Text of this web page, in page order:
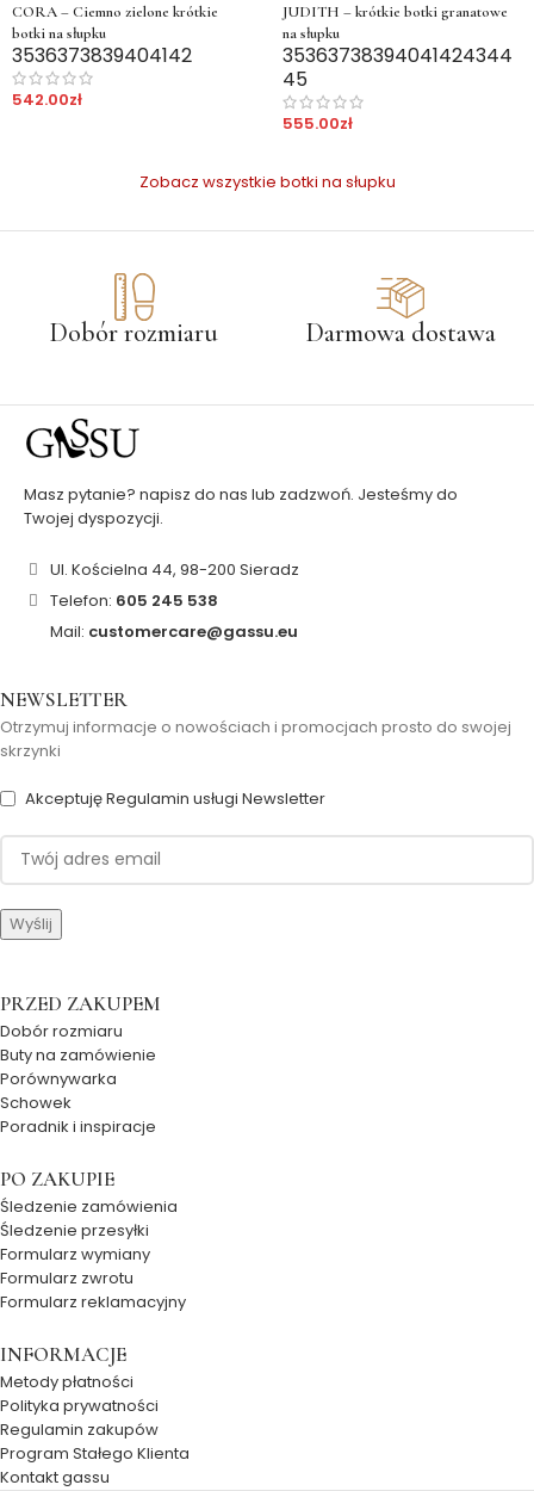
CORA – Ciemno zielone krótkie
botki na słupku
3536373839404142
542.00zł
JUDITH – krótkie botki granatowe
na słupku
35363738394041424344
45
555.00zł
Zobacz wszystkie botki na słupku
Dobór rozmiaru Darmowa dostawa
Masz pytanie? napisz do nas lub zadzwoń. Jesteśmy do
Twojej dyspozycji.
Ul. Kościelna 44, 98-200 Sieradz
Telefon: 605 245 538
Mail: customercare@gassu.eu
NEWSLETTER
Otrzymuj informacje o nowościach i promocjach prosto do swojej
skrzynki
Akceptuję Regulamin usługi Newsletter
PRZED ZAKUPEM
Dobór rozmiaru
Buty na zamówienie
Porównywarka
Schowek
Poradnik i inspiracje
PO ZAKUPIE
Śledzenie zamówienia
Śledzenie przesyłki
Formularz wymiany
Formularz zwrotu
Formularz reklamacyjny
INFORMACJE
Metody płatności
Polityka prywatności
Regulamin zakupów
Program Stałego Klienta
Kontakt gassu